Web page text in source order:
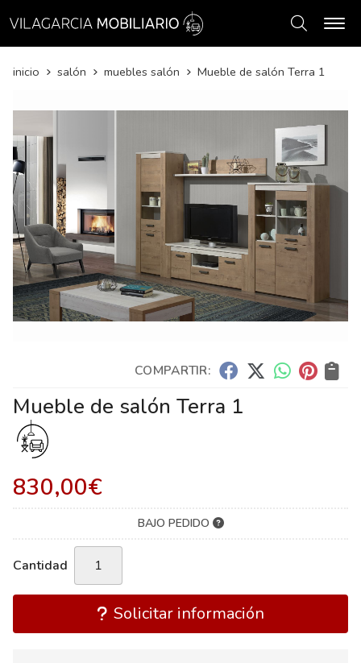
Buscar
inicio salón muebles salón Mueble de salón Terra 1
COMPARTIR:
Mueble de salón Terra 1
830,00€
BAJO PEDIDO
Cantidad
Solicitar información